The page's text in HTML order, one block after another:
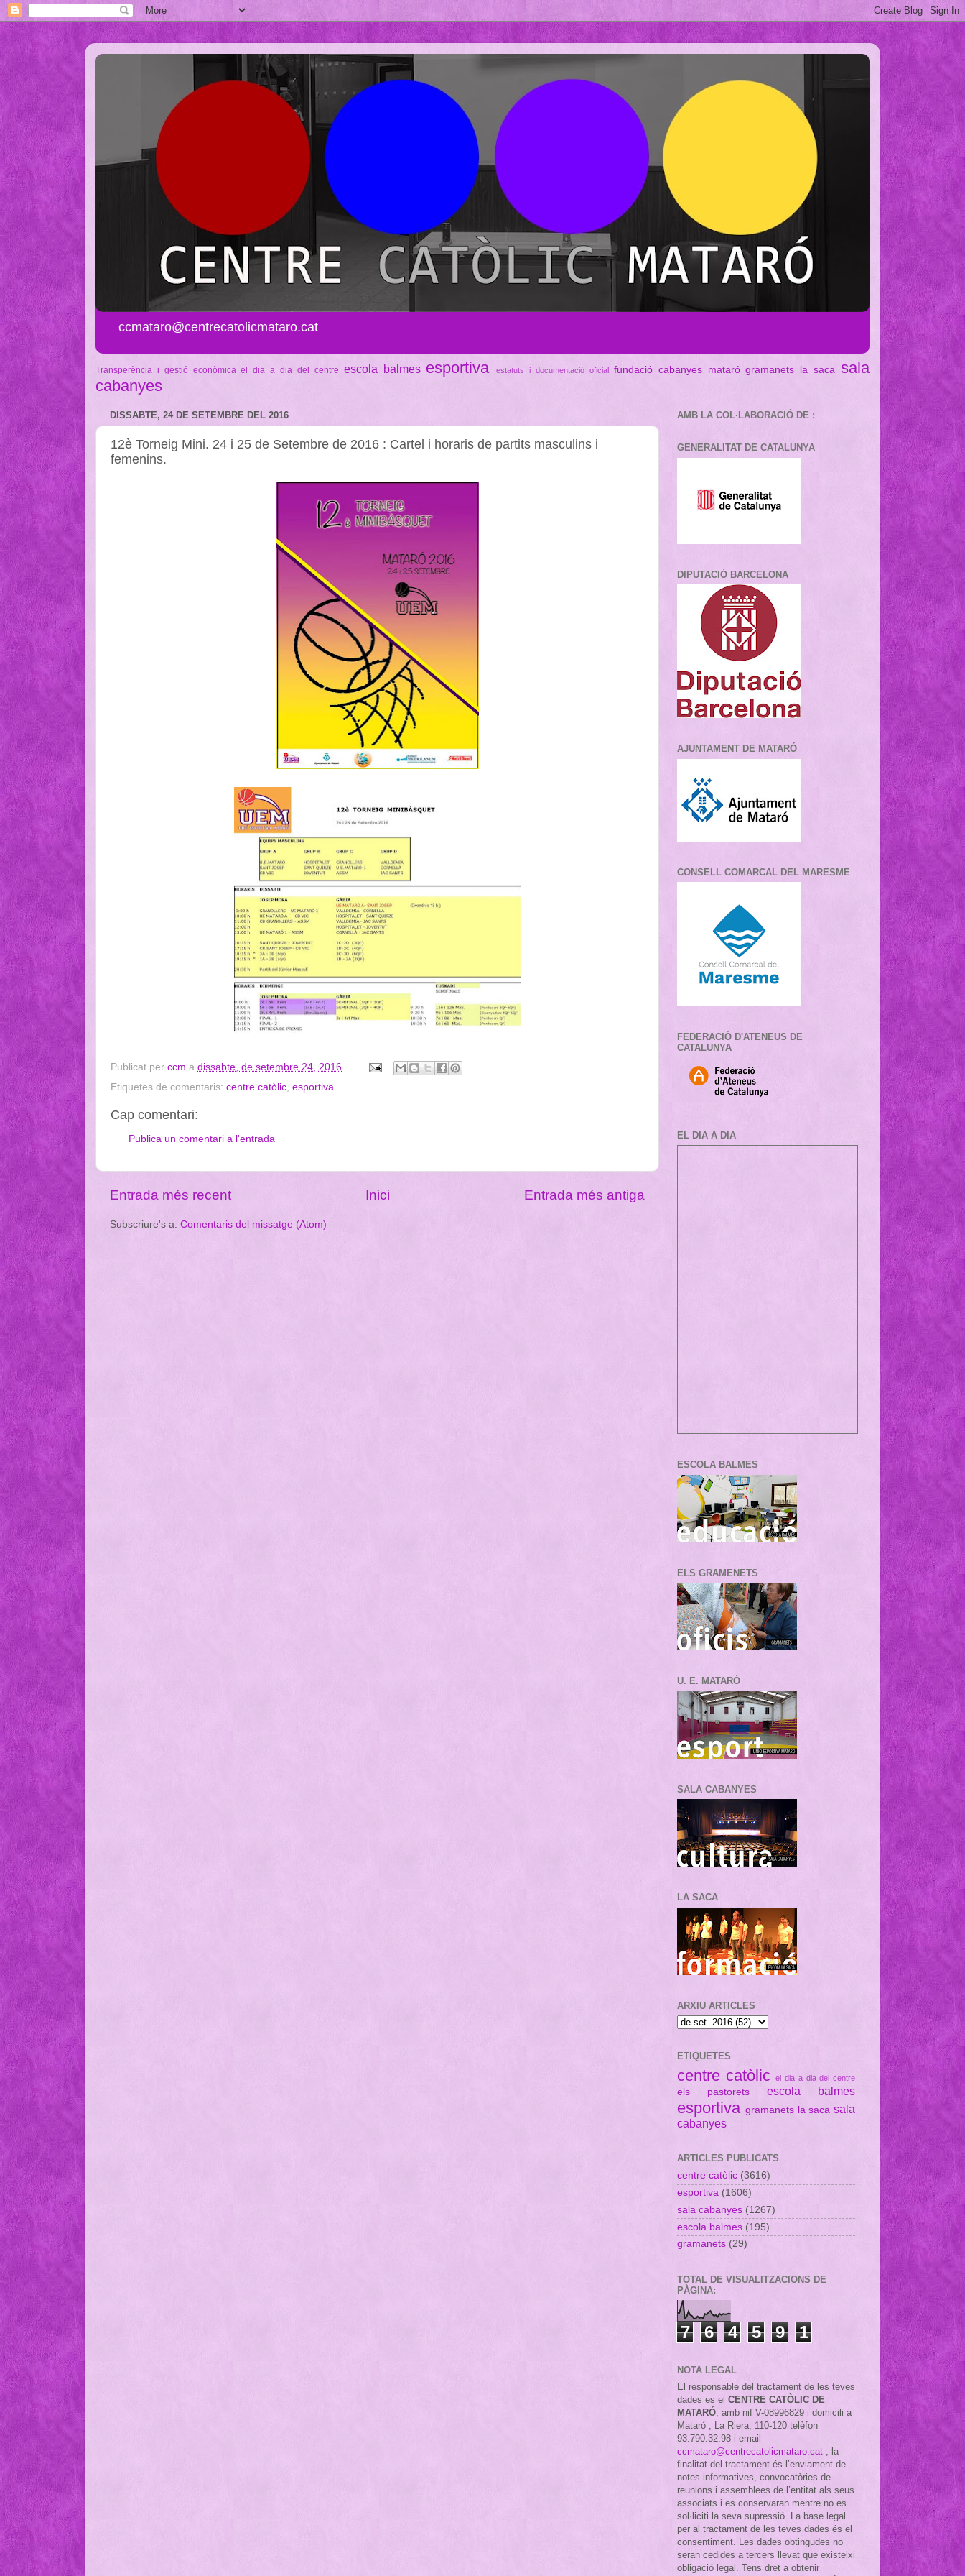
ccmataro@centrecatolicmataro.cat
Transperència i gestió econòmica el dia a dia del centre escola balmes esportiva estatuts i documentació oficial fundació cabanyes mataró gramanets la saca
sala
cabanyes
DISSABTE, 24 DE SETEMBRE DEL 2016
12è Torneig Mini. 24 i 25 de Setembre de 2016 : Cartel i horaris de partits masculins i
femenins.
Publicat per ccm a dissabte, de setembre 24, 2016
Etiquetes de comentaris: centre catòlic, esportiva
Cap comentari:
Publica un comentari a l'entrada
Entrada més recent Entrada més antiga
Inici
Subscriure's a: Comentaris del missatge (Atom)
AMB LA COL·LABORACIÓ DE :
GENERALITAT DE CATALUNYA
DIPUTACIÓ BARCELONA
AJUNTAMENT DE MATARÓ
CONSELL COMARCAL DEL MARESME
FEDERACIÓ D'ATENEUS DE
CATALUNYA
EL DIA A DIA
ESCOLA BALMES
ELS GRAMENETS
U. E. MATARÓ
SALA CABANYES
LA SACA
ARXIU ARTICLES
ETIQUETES
centre catòlic el dia a dia del centre
els pastorets escola balmes
esportiva gramanets la saca sala
cabanyes
ARTICLES PUBLICATS
centre catòlic (3616)
esportiva (1606)
sala cabanyes (1267)
escola balmes (195)
gramanets (29)
TOTAL DE VISUALITZACIONS DE
PÀGINA:
7 6 4 5 9 1
NOTA LEGAL
El responsable del tractament de les teves
dades es el CENTRE CATÒLIC DE
MATARÓ , amb nif V-08996829 i domicili a
Mataró , La Riera, 110-120 telèfon
93.790.32.98 i email
ccmataro@centrecatolicmataro.cat
la
finalitat del tractament és l’enviament de
notes informatives, convocatòries de
reunions i assemblees de l’entitat als seus
associats i es conservaran mentre no es
sol·liciti la seva supressió. La base legal
per al tractament de les teves dades és el
consentiment. Les dades obtingudes no
seran cedides a tercers llevat que existeixi
obligació legal. Tens dret a obtenir